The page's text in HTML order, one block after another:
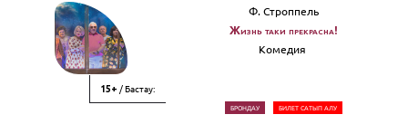
15+ / Бастау:
Ф. Строппель
Жизнь таки прекрасна!
Комедия
БРОНДАУ БИЛЕТ САТЫП АЛУ